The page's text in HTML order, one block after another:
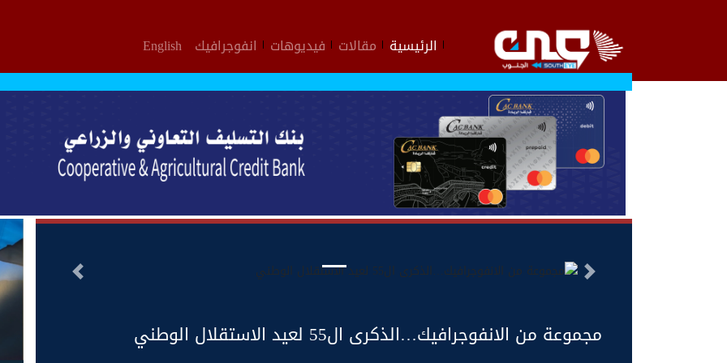
الرئيسية مقالات فيديوهات انفوجرافيك English
التالى السابق
مجموعة من الانفوجرافيك…‏الذكرى ال55 لعيد الاستقلال الوطني